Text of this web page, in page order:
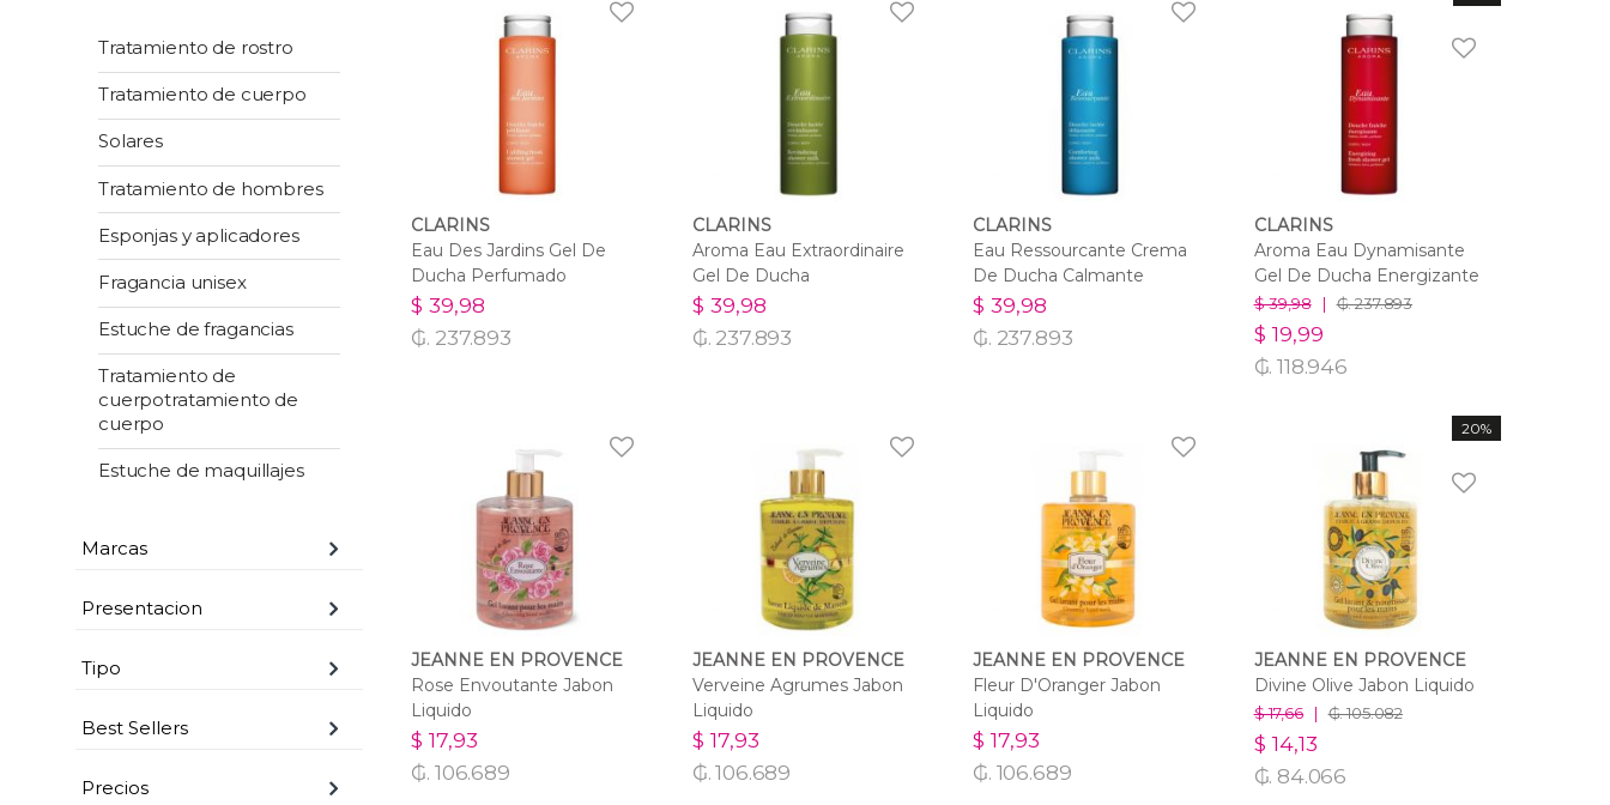
CLARINS
Eau Des Jardins Gel De
Ducha Perfumado
$ 39,98
₲. 237.893
CLARINS
Aroma Eau Extraordinaire
Gel De Ducha
$ 39,98
₲. 237.893
CLARINS
Eau Ressourcante Crema
De Ducha Calmante
$ 39,98
₲. 237.893
CLARINS
Aroma Eau Dynamisante
Gel De Ducha Energizante
$ 39,98|₲. 237.893
$ 19,99
₲. 118.946
JEANNE EN PROVENCE
Rose Envoutante Jabon
Liquido
$ 17,93
₲. 106.689
JEANNE EN PROVENCE
Verveine Agrumes Jabon
Liquido
$ 17,93
₲. 106.689
JEANNE EN PROVENCE
Fleur D'Oranger Jabon
Liquido
$ 17,93
₲. 106.689
20%
JEANNE EN PROVENCE
Divine Olive Jabon Liquido
$ 17,66|₲. 105.082
$ 14,13
₲. 84.066
Tratamiento de rostro
Tratamiento de cuerpo
Solares
Tratamiento de hombres
Esponjas y aplicadores
Fragancia unisex
Estuche de fragancias
Tratamiento de
cuerpotratamiento de
cuerpo
Estuche de maquillajes
Marcas
Presentacion
Tipo
Best Sellers
Precios